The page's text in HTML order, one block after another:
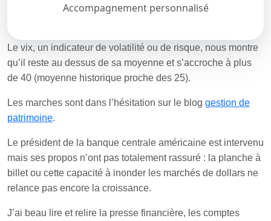
Accompagnement personnalisé
Le vix, un indicateur de volatilité ou de risque, nous montre
qu’il reste au dessus de sa moyenne et s’accroche à plus
de 40 (moyenne historique proche des 25).
Les marches sont dans l’hésitation sur le blog gestion de
patrimoine.
Le président de la banque centrale américaine est intervenu
mais ses propos n’ont pas totalement rassuré : la planche à
billet ou cette capacité à inonder les marchés de dollars ne
relance pas encore la croissance.
J’ai beau lire et relire la presse financière, les comptes